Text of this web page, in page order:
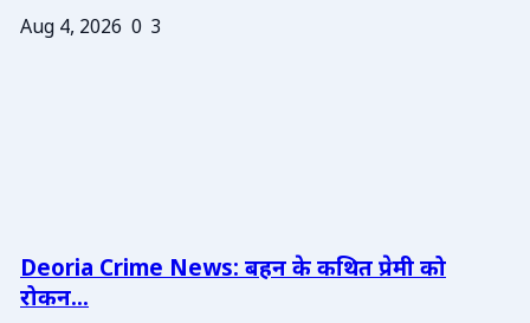
Aug 4, 2026 0 3
Deoria Crime News: बहन के कथित प्रेमी को
रोकन...